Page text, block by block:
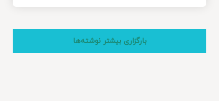
بارگزاری بیشتر نوشته‌ها